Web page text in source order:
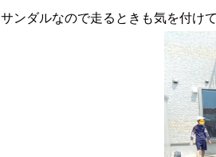
サンダルなので走るときも気を付けて